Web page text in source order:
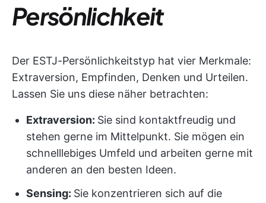
Persönlichkeit
Der ESTJ-Persönlichkeitstyp hat vier Merkmale:
Extraversion, Empfinden, Denken und Urteilen.
Lassen Sie uns diese näher betrachten:
Extraversion: Sie sind kontaktfreudig und
stehen gerne im Mittelpunkt. Sie mögen ein
schnelllebiges Umfeld und arbeiten gerne mit
anderen an den besten Ideen.
Sensing: Sie konzentrieren sich auf die